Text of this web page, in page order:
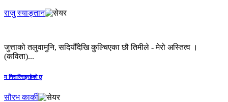
राजु स्याङ्तान
जुत्ताको तलुवामुनि, सदियौँदेखि कुल्चिएका छौ तिमीले - मेरो अस्तित्व ।
(कविता)...
म निसास्सिइरहेको छु
सौरभ कार्की